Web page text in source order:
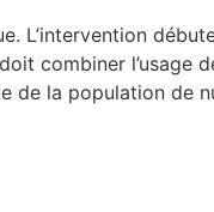
L’intervention
combiner l’usage
la population de